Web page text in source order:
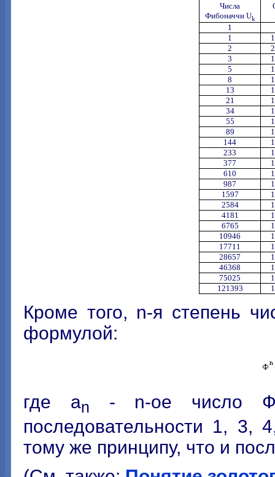
Числа
Фибоначчи Uk
1
1
2
3
5
8
13
21
34
55
89
144
233
377
610
987
1597
2584
4181
6765
10946
17711
28657
46368
75025
121393
Кроме того, n-я степень
формулой:
где an
- n-ое число
последовательности 1,
тому же принципу, что и